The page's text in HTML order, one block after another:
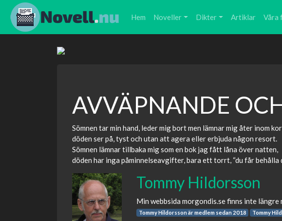
Hem Noveller Dikter Artiklar Våra
AVVÄPNANDE
Sömnen tar min hand, leder mig bort men lämnar mig åter inom
döden ser på, tyst och utan att agera eller erbjuda någon resort.
Sömnen lämnar tillbaka mig som en bok jag fått låna över natten,
döden har inga påminnelseavgifter, bara ett torrt, “du får behålla
Tommy Hildorsson
Min webbsida morgondis.se finns inte längre
Tommy Hildorsson är medlem sedan 2018 Tommy